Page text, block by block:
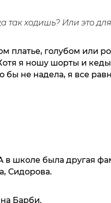
так ходишь? Или это
платье, голубом или
я ношу шорты и
бы не надела, я все
в школе была другая
Сидорова.
Барби.